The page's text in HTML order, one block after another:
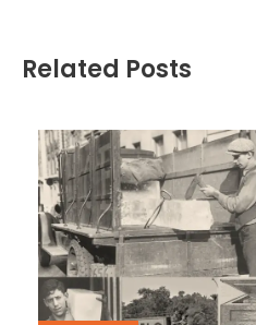
Related Posts